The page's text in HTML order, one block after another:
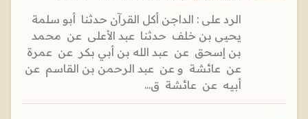
الرد على : الداجن أكل القرآن حدثنا ‏ ‏أبو سلمة
يحيى بن خلف ‏ ‏حدثنا ‏ ‏عبد الأعلى ‏ ‏عن ‏ ‏محمد
بن إسحق ‏ ‏عن ‏ ‏عبد الله بن أبي بكر ‏ ‏عن ‏ ‏عمرة ‏
‏عن ‏ ‏عائشة ‏ ‏و عن ‏ ‏عبد الرحمن بن القاسم ‏ ‏عن ‏
‏أبيه ‏ ‏عن ‏ ‏عائشة ‏ ‏ق...